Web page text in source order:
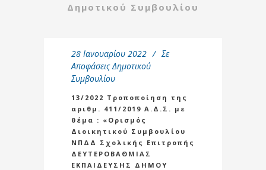
Δημοτικού Συμβουλίου
28 Ιανουαρίου 2022
Σε
Αποφάσεις Δημοτικού
Συμβουλίου
13/2022 Τροποποίηση της
αριθμ. 411/2019 Α.Δ.Σ. με
θέμα : «Ορισμός
Διοικητικού Συμβουλίου
ΝΠΔΔ Σχολικής Επιτροπής
ΔΕΥΤΕΡΟΒΑΘΜΙΑΣ
ΕΚΠΑΙΔΕΥΣΗΣ ΔΗΜΟΥ